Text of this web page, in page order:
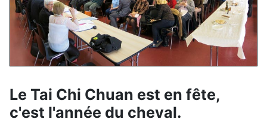
Le Tai Chi Chuan est en fête,
c'est l'année du cheval.